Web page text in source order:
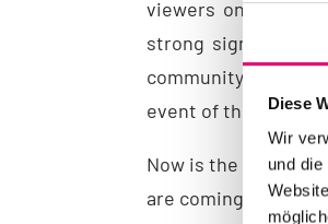
Diese
Wir
und
viewers on live
strong signal for
community.
event of this
Now is the time to
are coming under